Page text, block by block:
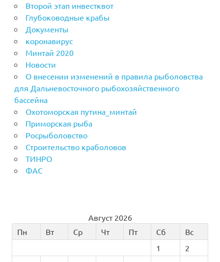
Второй этап инвестквот
Глубоководные крабы
Документы
коронавирус
Минтай 2020
Новости
О внесении изменений в правила рыболовства
для Дальневосточного рыбохозяйственного
бассейна
Охотоморская путина_минтай
Приморская рыба
Росрыболовство
Строительство краболовов
ТИНРО
ФАС
Август 2026
Пн
Вт Ср Чт Пт Сб
Вс
1
2